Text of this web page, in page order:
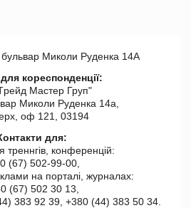
бульвар Миколи Руденка 14А
кореспонденції:
Мастер Груп"
Миколи Руденка 14а,
оф 121, 03194
для:
треннгів, конференцій:
(67) 502-99-00,
на порталі, журналах:
(67) 502 30 13,
383 92 39, +380 (44) 383 50 34.